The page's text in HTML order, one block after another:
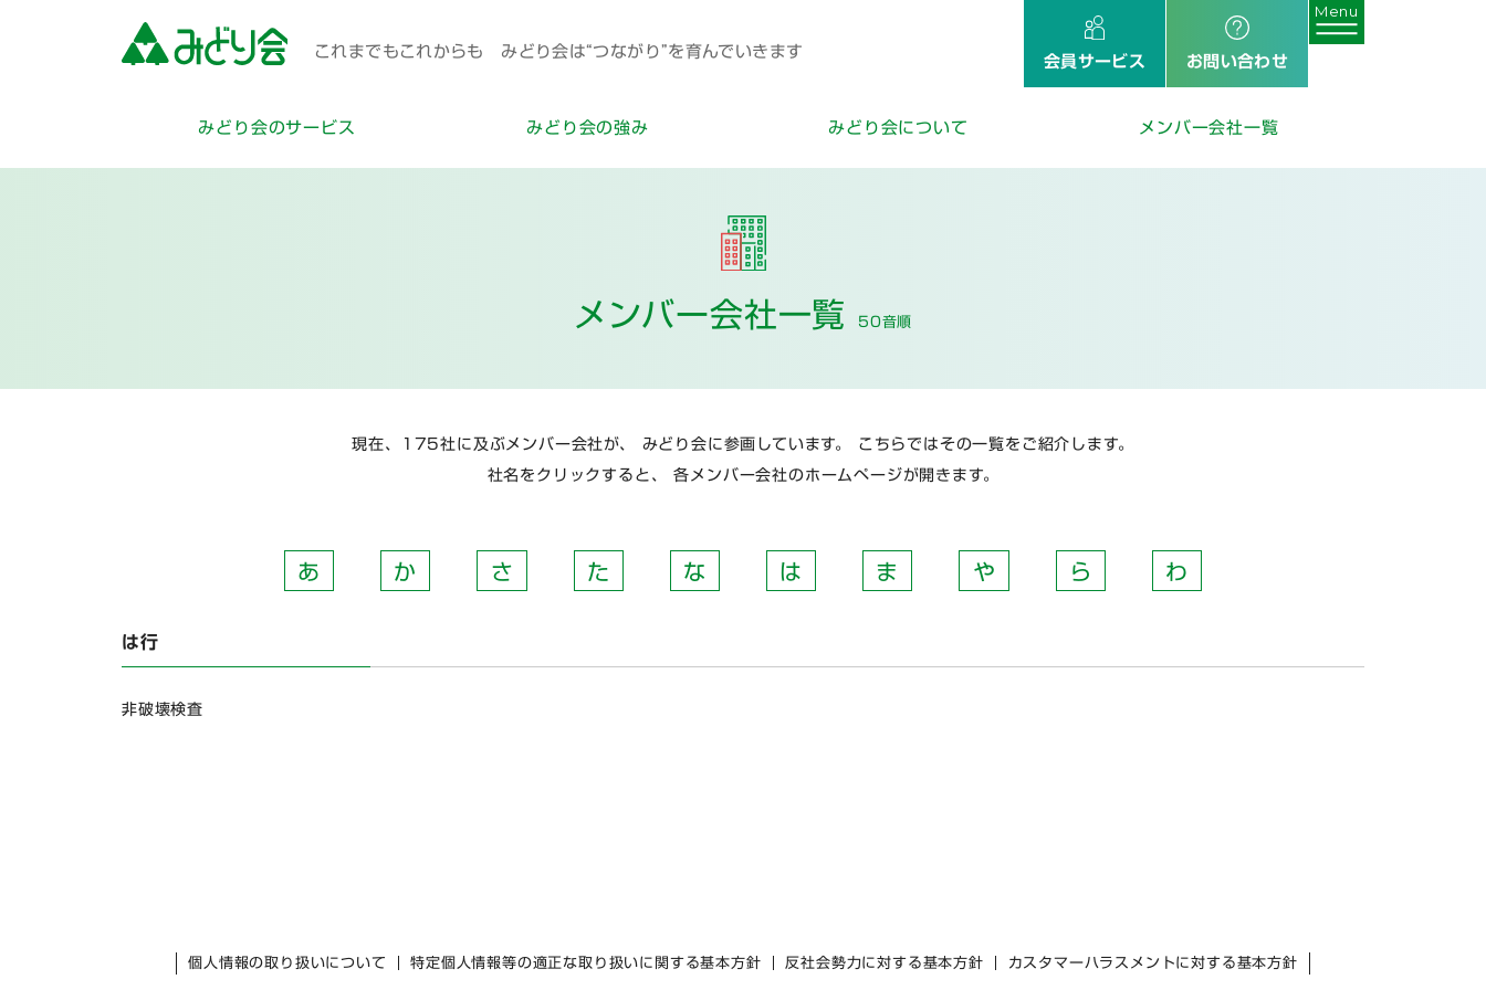
これまでもこれからも みどり会は“つながり”を育んでいきます
会員サービス お問い合わせ
みどり会のサービス みどり会の強み みどり会について メンバー会社一覧
メンバー会社一覧 50音順
現在、175社に及ぶメンバー会社が、 みどり会に参画しています。
こちらではその一覧をご紹介します。
社名をクリックすると、
各メンバー会社のホームページが開きます。
あ か さ た な は ま や ら わ
は行
非破壊検査
個人情報の取り扱いについて 特定個人情報等の適正な取り扱いに関する基本方針 反社会勢力に対する基本方針 カスタマーハラスメントに対する基本方針